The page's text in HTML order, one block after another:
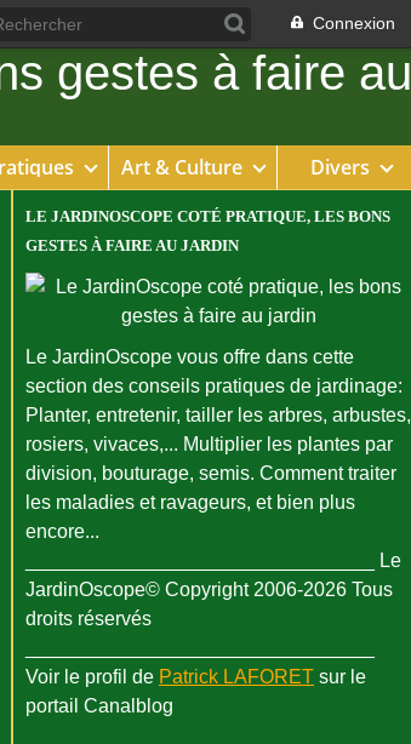
Connexion
Art & Culture Divers
LE JARDINOSCOPE COTÉ PRATIQUE, LES BONS
GESTES À FAIRE AU JARDIN
Le JardinOscope vous offre dans cette
section des conseils pratiques de jardinage:
Planter, entretenir, tailler les arbres, arbustes,
rosiers, vivaces,... Multiplier les plantes par
division, bouturage, semis. Comment traiter
les maladies et ravageurs, et bien plus
encore...
________________________________ Le
JardinOscope© Copyright 2006-2026 Tous
droits réservés
Voir le profil de Patrick LAFORET sur le
portail Canalblog